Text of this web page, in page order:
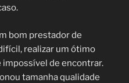
bom prestador de
realizar um ótimo
de encontrar.
tamanha qualidade